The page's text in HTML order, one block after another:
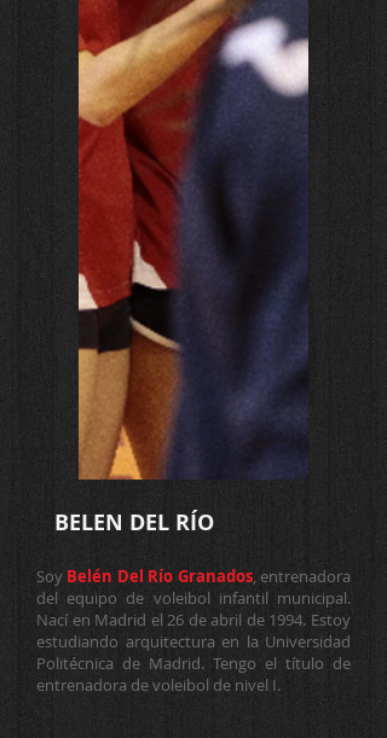
BELEN DEL RÍO
Soy Belén Del Río Granados, entrenadora
del equipo de voleibol infantil municipal.
Nací en Madrid el 26 de abril de 1994. Estoy
estudiando arquitectura en la Universidad
Politécnica de Madrid. Tengo el título de
entrenadora de voleibol de nivel I.